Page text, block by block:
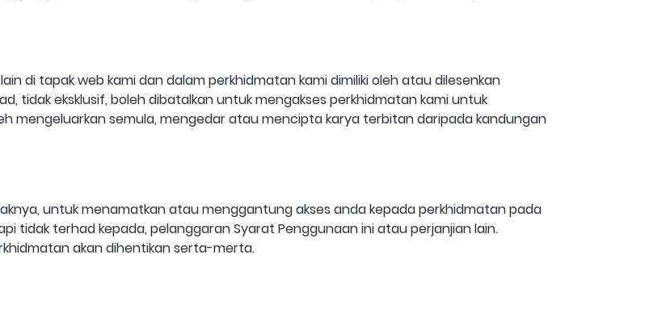
di tapak web kami dan dalam perkhidmatan kami dimiliki oleh atau dilesenkan
tidak eksklusif, boleh dibatalkan untuk mengakses perkhidmatan kami untuk
mengeluarkan semula, mengedar atau mencipta karya terbitan daripada kandungan
untuk menamatkan atau menggantung akses anda kepada perkhidmatan pada
tidak terhad kepada, pelanggaran Syarat Penggunaan ini atau perjanjian lain.
akan dihentikan serta-merta.